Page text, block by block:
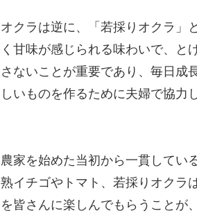
オクラは逆に、「若採りオクラ」
く甘味が感じられる味わいで、と
さないことが重要であり、毎日成
しいものを作るために夫婦で協力
農家を始めた当初から一貫してい
熟イチゴやトマト、若採りオクラ
を皆さんに楽しんでもらうことが